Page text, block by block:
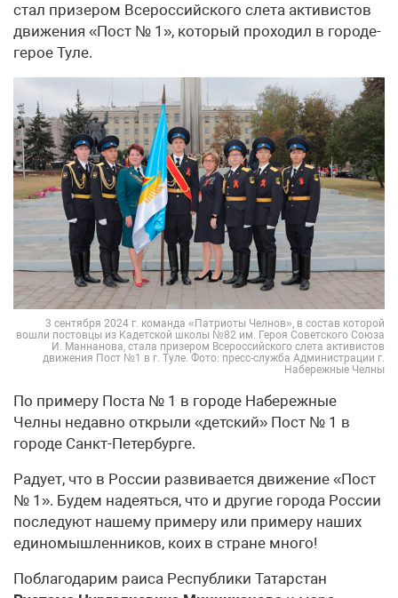
стал призером Всероссийского слета активистов
движения «Пост № 1», который проходил в городе-
герое Туле.
3 сентября 2024 г. команда «Патриоты Челнов», в состав которой
вошли постовцы из Кадетской школы №82 им. Героя Советского Союза
И. Маннанова, стала призером Всероссийского слета активистов
движения Пост №1 в г. Туле. Фото: пресс-служба Администрации г.
Набережные Челны
По примеру Поста № 1 в городе Набережные
Челны недавно открыли «детский» Пост № 1 в
городе Санкт-Петербурге.
Радует, что в России развивается движение «Пост
№ 1». Будем надеяться, что и другие города России
последуют нашему примеру или примеру наших
единомышленников, коих в стране много!
Поблагодарим раиса Республики Татарстан